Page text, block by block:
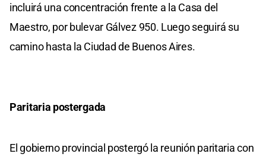
incluirá una concentración frente a la Casa del
Maestro, por bulevar Gálvez 950. Luego seguirá su
camino hasta la Ciudad de Buenos Aires.
Paritaria postergada
El gobierno provincial postergó la reunión paritaria con